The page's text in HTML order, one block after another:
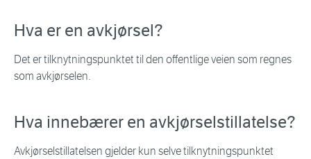
Hva er en avkjørsel?
Det er tilknytningspunktet til den offentlige veien som regnes
som avkjørselen.
Hva innebærer en avkjørselstillatelse?
Avkjørselstillatelsen gjelder kun selve tilknytningspunktet